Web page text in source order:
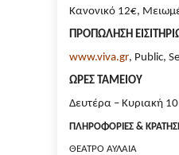
Κανονικό 12€,
ΠΡΟΠΩΛΗΣΗ
www.viva.gr, Public,
ΩΡΕΣ ΤΑΜΕΙΟΥ
Δευτέρα – Κυριακή
ΠΛΗΡΟΦΟΡΙΕΣ &
ΘΕΑΤΡΟ ΑΥΛΑΙΑ